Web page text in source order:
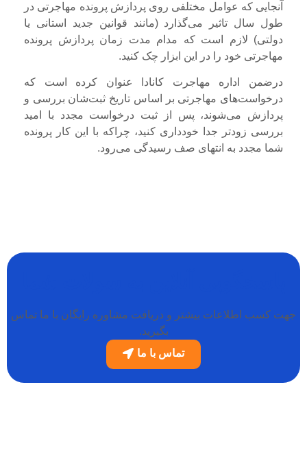
آنجایی که عوامل مختلفی روی پردازش پرونده‌ مهاجرتی در
طول سال تاثیر می‌گذارد (مانند قوانین جدید استانی یا
دولتی) لازم است که مدام مدت زمان پردازش پرونده
مهاجرتی خود را در این ابزار چک کنید.
درضمن اداره مهاجرت کانادا عنوان کرده است که
درخواست‌های مهاجرتی بر اساس تاریخ ثبت‌شان بررسی و
پردازش می‌شوند، پس از ثبت درخواست مجدد با امید
بررسی زودتر جدا خودداری کنید، چراکه با این کار پرونده
شما مجدد به انتهای صف رسیدگی می‌رود.
جهت کسب اطلاعات بیشتر و دریافت مشاوره رایگان با ما تماس
بگیرید.
تماس با ما